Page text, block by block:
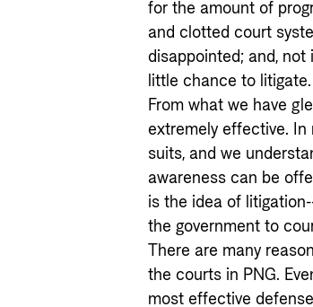
for the amount of
and clotted court
disappointed; and, not
little chance to litigate.
From what we have
extremely effective.
suits, and we
awareness can be
is the idea of
the government to
There are many
the courts in PNG.
most effective